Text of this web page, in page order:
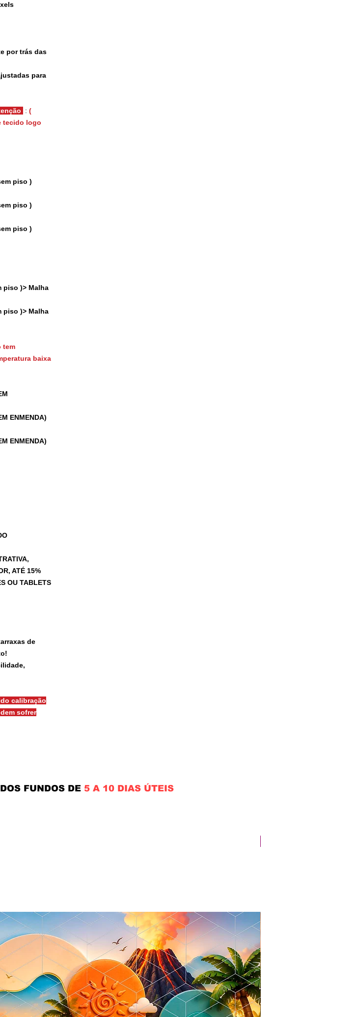
por trás das
para
: (
tecido logo
piso )
piso )
piso )
piso )> Malha
piso )> Malha
tem
baixa
ENMENDA)
ENMENDA)
ATÉ 15%
OU TABLETS
de
calibração
sofrer
FUNDOS DE 5 A 10 DIAS ÚTEIS